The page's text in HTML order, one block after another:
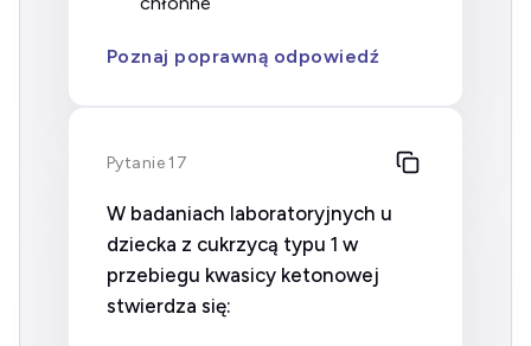
Poznaj poprawną odpowiedź
Pytanie 17
W badaniach laboratoryjnych u
dziecka z cukrzycą typu 1 w
przebiegu kwasicy ketonowej
stwierdza się: